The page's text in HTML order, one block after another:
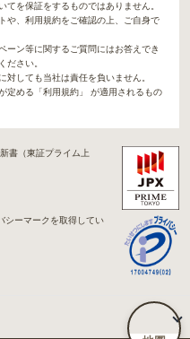
を保証をするものではありません。
や、利用規約をご確認の上、ご自身で
ーン等に関するご質問にはお答えでき
ださい。
しても当社は責任を負いません。
定める「利用規約」 が適用されるもの
書（東証プライム上
シーマークを取得してい